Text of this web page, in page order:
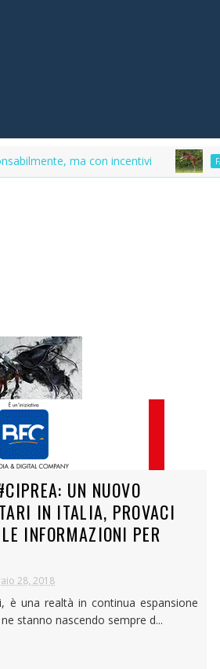
ma con incentivi FATTRICI
UN NUOVO
IN ITALIA, PROVACI
INFORMAZIONI PER
28, 2018
è una realtà in continua espansione
stanno nascendo sempre d...